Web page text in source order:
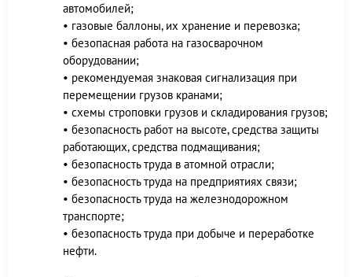
автомобилей;
• газовые баллоны, их хранение и перевозка;
• безопасная работа на газосварочном
оборудовании;
• рекомендуемая знаковая сигнализация при
перемещении грузов кранами;
• схемы строповки грузов и складирования грузов;
• безопасность работ на высоте, средства защиты
работающих, средства подмащивания;
• безопасность труда в атомной отрасли;
• безопасность труда на предприятиях связи;
• безопасность труда на железнодорожном
транспорте;
• безопасность труда при добыче и переработке
нефти.